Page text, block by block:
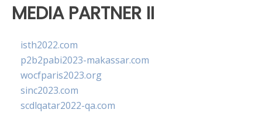
MEDIA PARTNER II
isth2022.com
p2b2pabi2023-makassar.com
wocfparis2023.org
sinc2023.com
scdlqatar2022-qa.com